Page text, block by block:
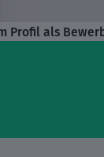
Profil als